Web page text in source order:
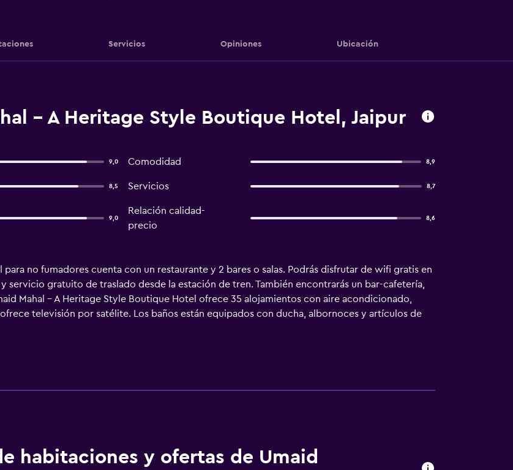
Servicios Opiniones Ubicación
- A Heritage Style Boutique Hotel, Jaipur
9,0 Comodidad 8,9
8,5 Servicios 8,7
9,0
Relación calidad-
precio
8,6
no fumadores cuenta con un restaurante y 2 bares o salas. Podrás disfrutar de wifi gratis en
servicio gratuito de traslado desde la estación de tren. También encontrarás un bar-cafetería,
Mahal - A Heritage Style Boutique Hotel ofrece 35 alojamientos con aire acondicionado,
televisión por satélite. Los baños están equipados con ducha, albornoces y artículos de
ofrece acceso a Internet wifi gratis. Los servicios para las personas de negocios incluyen
teléfono; se ofrecen llamadas locales gratuitas (pueden existir restricciones). Las habitaciones
habitaciones y ofertas de Umaid